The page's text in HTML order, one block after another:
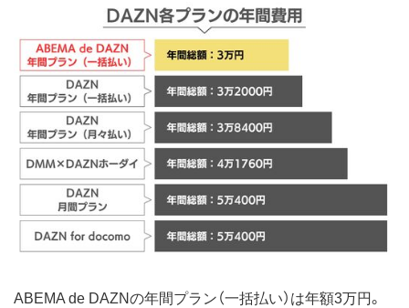
ABEMA de DAZNの年間プラン（一括払い）は年額3万円。